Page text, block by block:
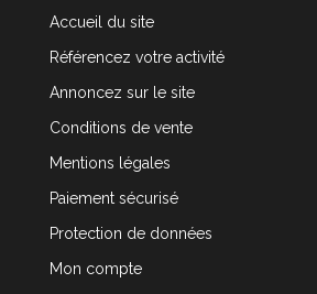
Accueil du site
Référencez votre activité
Annoncez sur le site
Conditions de vente
Mentions légales
Paiement sécurisé
Protection de données
Mon compte